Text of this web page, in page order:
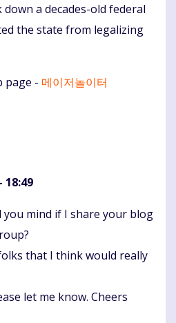
down a decades-old federal
the state from legalizing
page - 메이저놀이터
18:49
you mind if I share your blog
that I think would really
let me know. Cheers